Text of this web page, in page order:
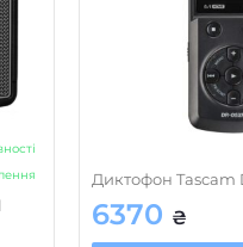
6370 ₴